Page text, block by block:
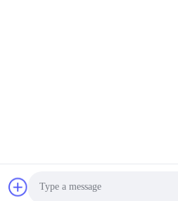
Chengdu Xingtongli Power Supply